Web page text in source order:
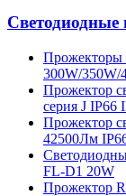
Прожекторы
300W/350W/
Прожектор
серия J IP66
Прожектор
42500Лм
FL-D1 20W
Прожектор